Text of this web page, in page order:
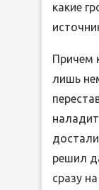
какие
Причем
лишь
решил
сразу